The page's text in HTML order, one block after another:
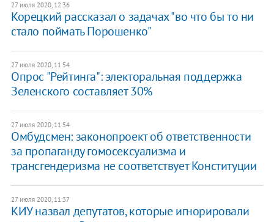
27 июля 2020, 12:36
Корецкий рассказал о задачах "во что бы то ни
стало поймать Порошенко"
27 июля 2020, 11:54
Опрос "Рейтинга": электоральная поддержка
Зеленского составляет 30%
27 июля 2020, 11:54
Омбудсмен: законопроект об ответственности
за пропаганду гомосексуализма и
трансгендеризма не соответствует Конституции
27 июля 2020, 11:37
КИУ назвал депутатов, которые игнорировали